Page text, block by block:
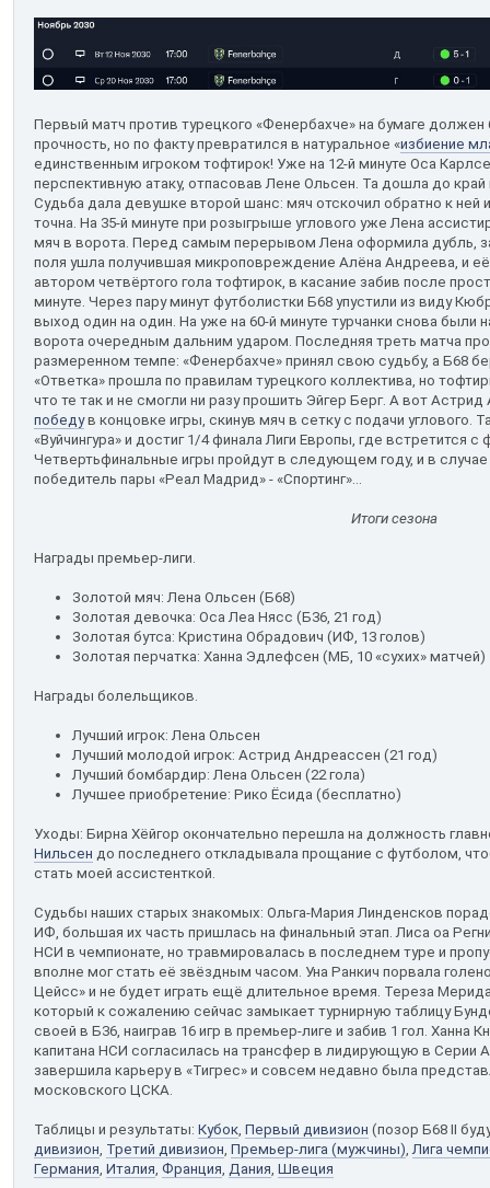
Первый матч против турецкого «Фенербахче» на бумаге
прочность, но по факту превратился в натуральное «избиение
единственным игроком тофтирок! Уже на 12-й минуте Оса
перспективную атаку, отпасовав Лене Ольсен. Та дошла до
Судьба дала девушке второй шанс: мяч отскочил обратно к ней
точна. На 35-й минуте при розыгрыше углового уже Лена
мяч в ворота. Перед самым перерывом Лена оформила дубль,
поля ушла получившая микроповреждение Алёна Андреева, и
автором четвёртого гола тофтирок, в касание забив после
минуте. Через пару минут футболистки Б68 упустили из виду
выход один на один. На уже на 60-й минуте турчанки снова были
ворота очередным дальним ударом. Последняя треть матча
размеренном темпе: «Фенербахче» принял свою судьбу, а Б68
«Ответка» прошла по правилам турецкого коллектива, но
что те так и не смогли ни разу прошить Эйгер Берг. А вот
победув концовке игры, скинув мяч в сетку с подачи углового.
«Вуйчингура» и достиг 1/4 финала Лиги Европы, где встретится с
Четвертьфинальные игры пройдут в следующем году, и в
победитель пары «Реал Мадрид» - «Спортинг»...
Итоги сезона
Награды премьер-лиги.
Золотой мяч: Лена Ольсен (Б68)
Золотая девочка: Оса Леа Нясс (Б36, 21 год)
Золотая бутса: Кристина Обрадович (ИФ, 13 голов)
Золотая перчатка: Ханна Эдлефсен (МБ, 10 «сухих» матчей)
Награды болельщиков.
Лучший игрок: Лена Ольсен
Лучший молодой игрок: Астрид Андреассен (21 год)
Лучший бомбардир: Лена Ольсен (22 гола)
Лучшее приобретение: Рико Ёсида (бесплатно)
Уходы: Бирна Хёйгор окончательно перешла на должность
Нильсен до последнего откладывала прощание с футболом,
стать моей ассистенткой.
Судьбы наших старых знакомых: Ольга-Мария Линденсков
ИФ, большая их часть пришлась на финальный этап. Лиса оа
НСИ в чемпионате, но травмировалась в последнем туре и
вполне мог стать её звёздным часом. Уна Ранкич порвала
Цейсс» и не будет играть ещё длительное время. Тереза
который к сожалению сейчас замыкает турнирную таблицу
своей в Б36, наиграв 16 игр в премьер-лиге и забив 1 гол. Ханна
капитана НСИ согласилась на трансфер в лидирующую в Серии
завершила карьеру в «Тигрес» и совсем недавно была
московского ЦСКА.
Таблицы и результаты: Кубок Первый дивизион (позор Б68 II
дивизион Третий дивизион Премьер-лига (мужчины) Лига
Германия Италия Франция Дания Швеция